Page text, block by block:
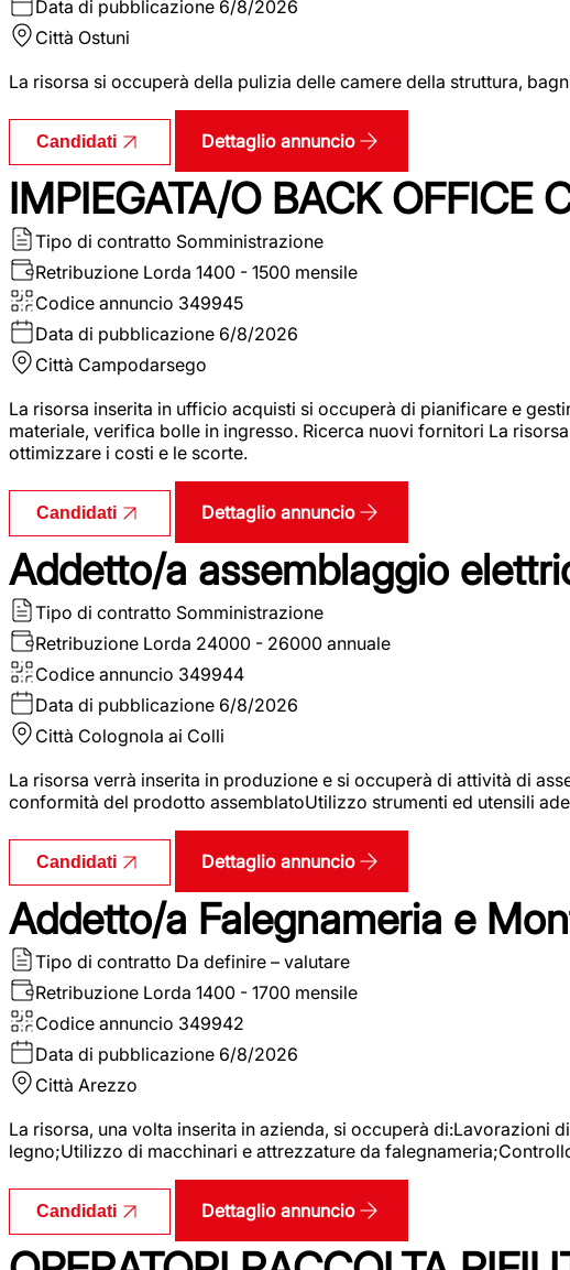
Data di pubblicazione 6/8/2026
Città Ostuni
La risorsa si occuperà della pulizia delle camere della struttura,
Candidati Dettaglio annuncio
IMPIEGATA/O BACK OFFICE
Tipo di contratto Somministrazione
Retribuzione Lorda 1400 - 1500 mensile
Codice annuncio 349945
Data di pubblicazione 6/8/2026
Città Campodarsego
La risorsa inserita in ufficio acquisti si occuperà di pianificare e
materiale, verifica bolle in ingresso. Ricerca nuovi fornitori La
ottimizzare i costi e le scorte.
Candidati Dettaglio annuncio
Addetto/a assemblaggio
Tipo di contratto Somministrazione
Retribuzione Lorda 24000 - 26000 annuale
Codice annuncio 349944
Data di pubblicazione 6/8/2026
Città Colognola ai Colli
La risorsa verrà inserita in produzione e si occuperà di attività di
conformità del prodotto assemblatoUtilizzo strumenti ed utensili
Candidati Dettaglio annuncio
Addetto/a Falegnameria e
Tipo di contratto Da definire – valutare
Retribuzione Lorda 1400 - 1700 mensile
Codice annuncio 349942
Data di pubblicazione 6/8/2026
Città Arezzo
La risorsa, una volta inserita in azienda, si occuperà
legno;Utilizzo di macchinari e attrezzature da
Candidati Dettaglio annuncio